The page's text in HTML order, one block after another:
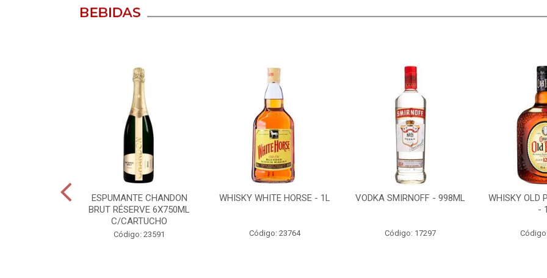
ESPUMANTE CHANDON
BRUT RÉSERVE 6X750ML
C/CARTUCHO
Código: 23591
WHISKY WHITE HORSE - 1L
Código: 23764
VODKA SMIRNOFF - 998ML
Código: 17297
WHISKY OLD
-